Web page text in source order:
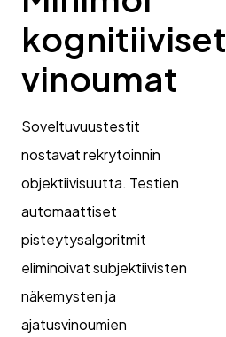
kognitiiviset
vinoumat
Soveltuvuustestit
nostavat rekrytoinnin
objektiivisuutta. Testien
automaattiset
pisteytysalgoritmit
eliminoivat subjektiivisten
näkemysten ja
ajatusvinoumien